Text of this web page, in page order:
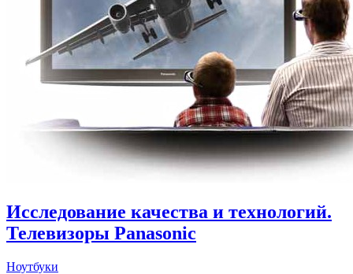
Исследование качества и технологий.
Телевизоры Panasonic
Ноутбуки